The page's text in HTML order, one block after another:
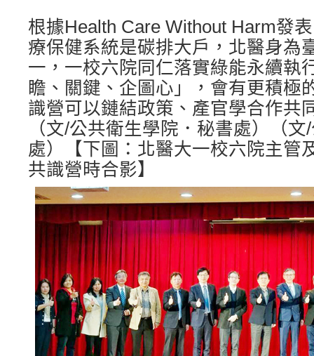
根據Health Care Without Harm發
療保健系統是碳排大戶，北醫身為
一，一校六院同仁落實綠能永續執
瞻、關鍵、企圖心」，會有更積極
識營可以鏈結政策、產官學合作共
（文/公共衛生學院．秘書處）（
處）【下圖：北醫大一校六院主管
共識營時合影】